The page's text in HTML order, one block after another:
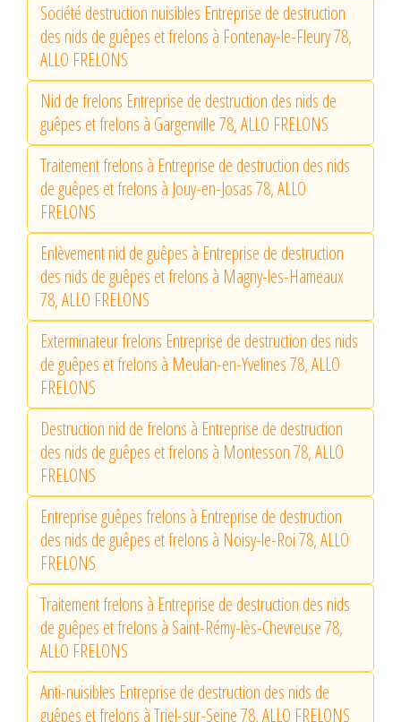
Société destruction nuisibles Entreprise de destruction
des nids de guêpes et frelons à Fontenay-le-Fleury 78,
ALLO FRELONS
Nid de frelons Entreprise de destruction des nids de
guêpes et frelons à Gargenville 78, ALLO FRELONS
Traitement frelons à Entreprise de destruction des nids
de guêpes et frelons à Jouy-en-Josas 78, ALLO
FRELONS
Enlèvement nid de guêpes à Entreprise de destruction
des nids de guêpes et frelons à Magny-les-Hameaux
78, ALLO FRELONS
Exterminateur frelons Entreprise de destruction des nids
de guêpes et frelons à Meulan-en-Yvelines 78, ALLO
FRELONS
Destruction nid de frelons à Entreprise de destruction
des nids de guêpes et frelons à Montesson 78, ALLO
FRELONS
Entreprise guêpes frelons à Entreprise de destruction
des nids de guêpes et frelons à Noisy-le-Roi 78, ALLO
FRELONS
Traitement frelons à Entreprise de destruction des nids
de guêpes et frelons à Saint-Rémy-lès-Chevreuse 78,
ALLO FRELONS
Anti-nuisibles Entreprise de destruction des nids de
guêpes et frelons à Triel-sur-Seine 78, ALLO FRELONS